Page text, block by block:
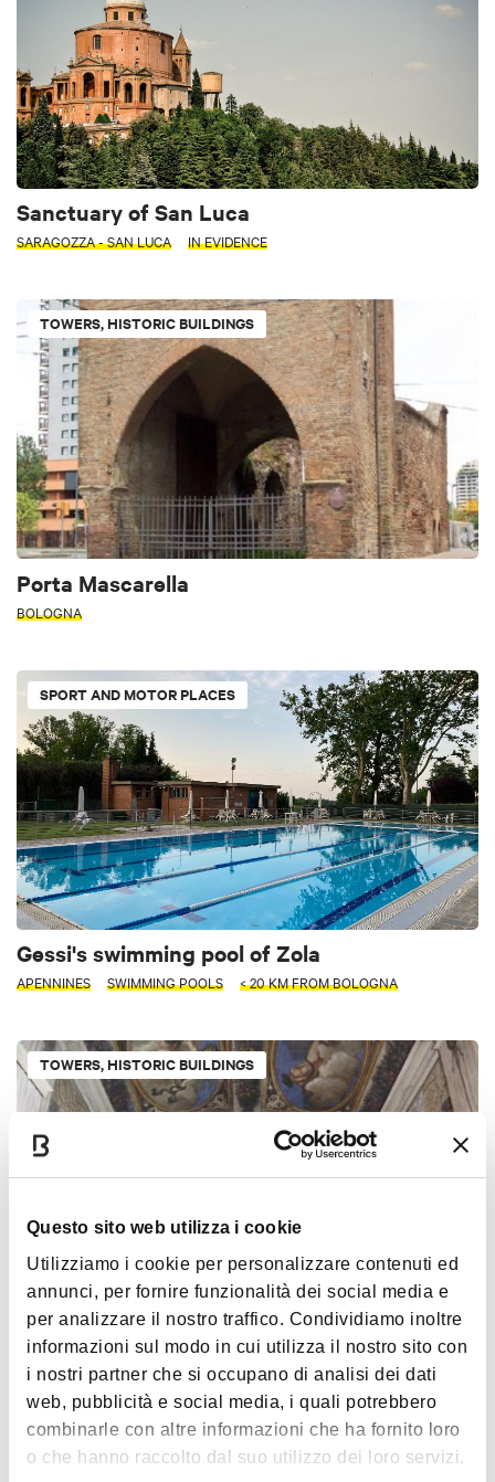
Questo sito web utilizza i cookie
Utilizziamo i cookie per personalizzare contenuti ed
annunci, per fornire funzionalità dei social media e
per analizzare il nostro traffico. Condividiamo inoltre
informazioni sul modo in cui utilizza il nostro sito con
i nostri partner che si occupano di analisi dei dati
web, pubblicità e social media, i quali potrebbero
combinarle con altre informazioni che ha fornito loro
o che hanno raccolto dal suo utilizzo dei loro servizi.
Sanctuary of San Luca
SARAGOZZA - SAN LUCA IN EVIDENCE
TOWERS, HISTORIC BUILDINGS
Porta Mascarella
BOLOGNA
SPORT AND MOTOR PLACES
Gessi's swimming pool of Zola
APENNINES SWIMMING POOLS < 20 KM FROM BOLOGNA
TOWERS, HISTORIC BUILDINGS
Palazzo Orlandini - Dall'Armi Marescalchi
BOLOGNA
RELIGIOUS BUILDINGS